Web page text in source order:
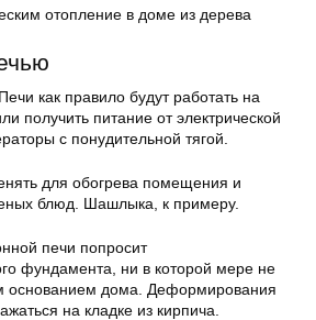
отопление в доме из дерева
как правило будут работать на
получить питание от электрической
с понудительной тягой.
для обогрева помещения и
блюд. Шашлыка, к примеру.
печи попросит
фундамента, ни в которой мере не
основанием дома. Деформирования
на кладке из кирпича.